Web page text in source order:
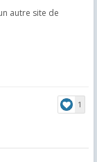
autre site de
1